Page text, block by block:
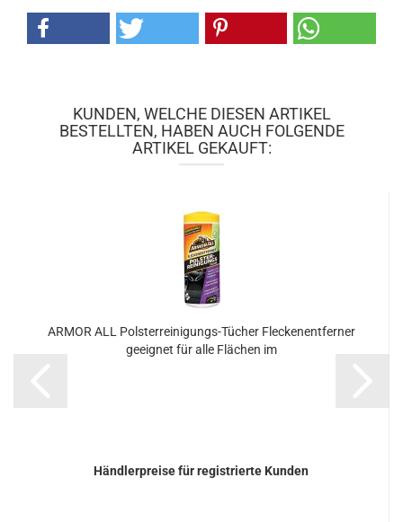
KUNDEN, WELCHE DIESEN ARTIKEL
BESTELLTEN, HABEN AUCH FOLGENDE
ARTIKEL GEKAUFT:
ARMOR ALL Polsterreinigungs-​​Tü­cher Fle­cken­ent­fer­ner
ge­eig­net für alle Flä­chen im
Händlerpreise für registrierte Kunden